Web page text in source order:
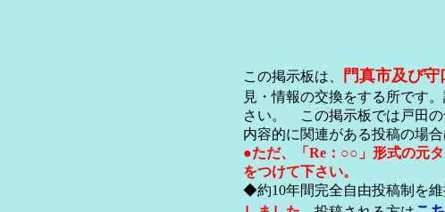
この掲示板は、 門真市及び
見・情報の交換をする所です
さい。 この掲示板では戸田の
内容的に関連がある投稿の場
●ただ、「Re：○○」形式の元
をつけて下さい。
◆約10年間完全自由投稿制を維